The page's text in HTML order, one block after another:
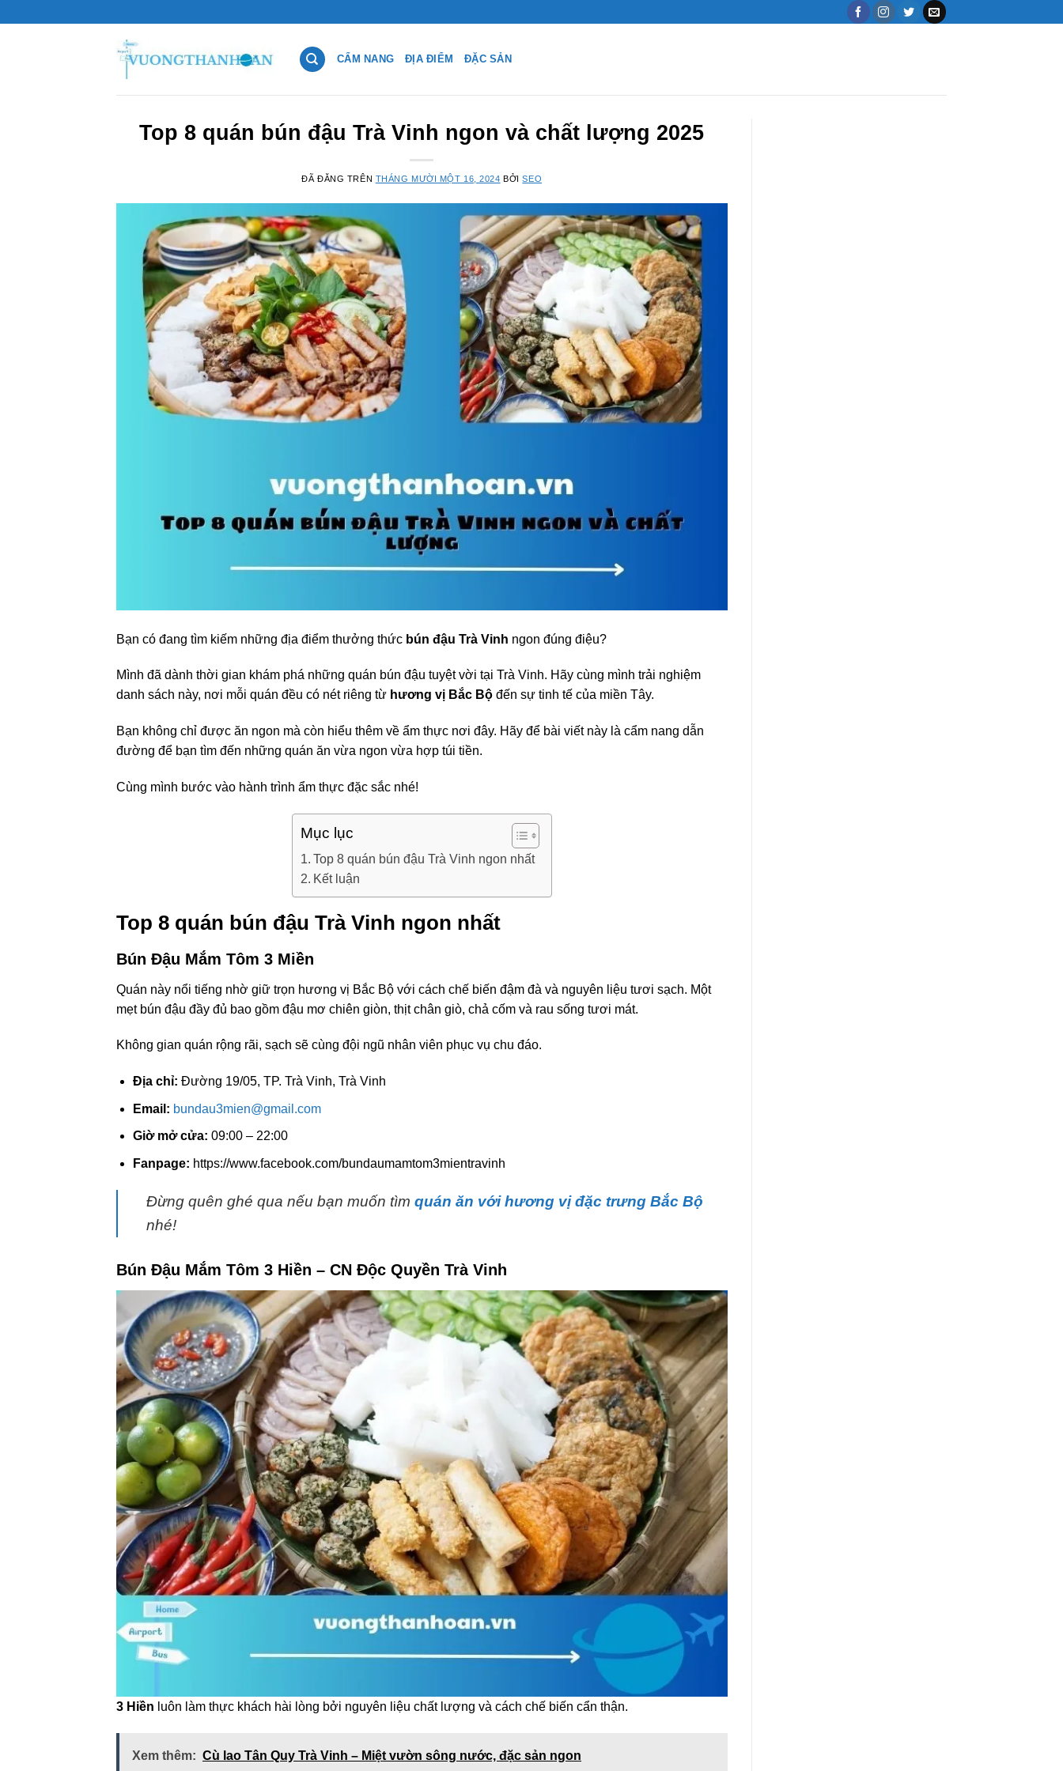
CẨM NANG ĐỊA ĐIỂM ĐẶC SẢN
Top 8 quán bún đậu Trà Vinh ngon và chất lượng 2025
ĐÃ ĐĂNG TRÊN THÁNG MƯỜI MỘT 16, 2024 BỞISEO
Bạn có đang tìm kiếm những địa điểm thưởng thức bún đậu Trà Vinh ngon đúng điệu?
Mình đã dành thời gian khám phá những quán bún đậu tuyệt vời tại Trà Vinh. Hãy cùng mình trải nghiệm
danh sách này, nơi mỗi quán đều có nét riêng từ hương vị Bắc Bộ đến sự tinh tế của miền Tây.
Bạn không chỉ được ăn ngon mà còn hiểu thêm về ẩm thực nơi đây. Hãy để bài viết này là cẩm nang dẫn
đường để bạn tìm đến những quán ăn vừa ngon vừa hợp túi tiền.
Cùng mình bước vào hành trình ẩm thực đặc sắc nhé!
Mục lục
Top 8 quán bún đậu Trà Vinh ngon nhất
Kết luận
Top 8 quán bún đậu Trà Vinh ngon nhất
Bún Đậu Mắm Tôm 3 Miền
Quán này nổi tiếng nhờ giữ trọn hương vị Bắc Bộ với cách chế biến đậm đà và nguyên liệu tươi sạch. Một
mẹt bún đậu đầy đủ bao gồm đậu mơ chiên giòn, thịt chân giò, chả cốm và rau sống tươi mát.
Không gian quán rộng rãi, sạch sẽ cùng đội ngũ nhân viên phục vụ chu đáo.
Địa chỉ: Đường 19/05, TP. Trà Vinh, Trà Vinh
Email: bundau3mien@gmail.com
Giờ mở cửa: 09:00 – 22:00
Fanpage: https://www.facebook.com/bundaumamtom3mientravinh
Đừng quên ghé qua nếu bạn muốn tìm quán ăn với hương vị đặc trưng Bắc Bộ
nhé!
Bún Đậu Mắm Tôm 3 Hiền – CN Độc Quyền Trà Vinh
3 Hiền luôn làm thực khách hài lòng bởi nguyên liệu chất lượng và cách chế biến cẩn thận.
Xem thêm: Cù lao Tân Quy Trà Vinh – Miệt vườn sông nước, đặc sản ngon